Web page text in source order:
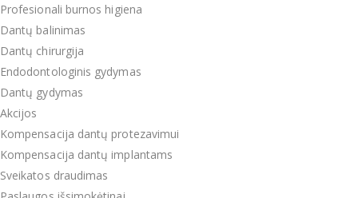
Profesionali burnos higiena
Dantų balinimas
Dantų chirurgija
Endodontologinis gydymas
Dantų gydymas
Akcijos
Kompensacija dantų protezavimui
Kompensacija dantų implantams
Sveikatos draudimas